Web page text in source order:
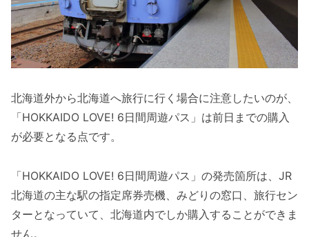
北海道外から北海道へ旅行に行く場合に注意したいのが、
「HOKKAIDO LOVE! 6日間周遊パス」は前日までの購入
が必要となる点です。
「HOKKAIDO LOVE! 6日間周遊パス」の発売箇所は、JR
北海道の主な駅の指定席券売機、みどりの窓口、旅行セン
ターとなっていて、北海道内でしか購入することができま
せん。